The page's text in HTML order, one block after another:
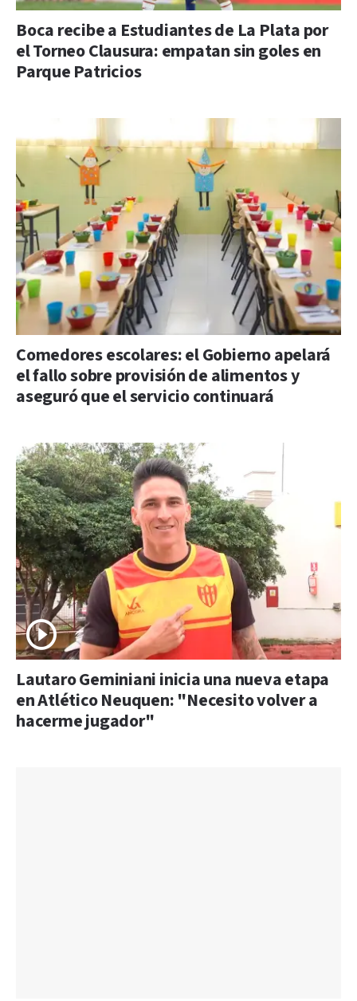
Boca recibe a Estudiantes de La Plata por
el Torneo Clausura: empatan sin goles en
Parque Patricios
Comedores escolares: el Gobierno apelará
el fallo sobre provisión de alimentos y
aseguró que el servicio continuará
Lautaro Geminiani inicia una nueva etapa
en Atlético Neuquen: "Necesito volver a
hacerme jugador"